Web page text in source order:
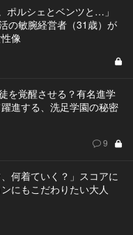
ポルシェとベンツと…」
の敏腕経営者（31歳）が
像
を覚醒させる？有名進学
進する、洗足学園の秘密
9
、何着ていく？」スコアに
にもこだわりたい大人